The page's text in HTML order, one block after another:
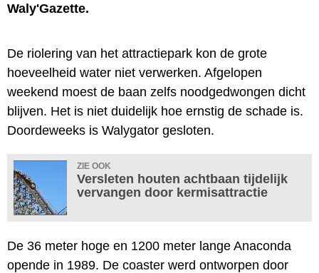
Waly'Gazette.
De riolering van het attractiepark kon de grote
hoeveelheid water niet verwerken. Afgelopen
weekend moest de baan zelfs noodgedwongen dicht
blijven. Het is niet duidelijk hoe ernstig de schade is.
Doordeweeks is Walygator gesloten.
ZIE OOK
Versleten houten achtbaan tijdelijk
vervangen door kermisattractie
De 36 meter hoge en 1200 meter lange Anaconda
opende in 1989. De coaster werd ontworpen door